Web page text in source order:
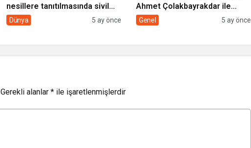
nesillere tanıtılmasında sivil
toplumun rolü
Dünya 5 ay önce
Ahmet Çolakbayrakdar ile
yeniliklere imza atıyor
Genel 5 ay önce
Gerekli alanlar * ile işaretlenmişlerdir